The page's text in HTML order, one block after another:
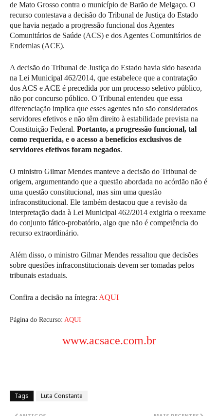
de Mato Grosso contra o município de Barão de Melgaço. O
recurso contestava a decisão do Tribunal de Justiça do Estado
que havia negado a progressão funcional dos Agentes
Comunitários de Saúde (ACS) e dos Agentes Comunitários de
Endemias (ACE).
A decisão do Tribunal de Justiça do Estado havia sido baseada
na Lei Municipal 462/2014, que estabelece que a contratação
dos ACS e ACE é precedida por um processo seletivo público,
não por concurso público. O Tribunal entendeu que essa
diferenciação implica que esses agentes não são considerados
servidores efetivos e não têm direito à estabilidade prevista na
Constituição Federal. Portanto, a progressão funcional, tal
como requerida, e o acesso a benefícios exclusivos de
servidores efetivos foram negados.
O ministro Gilmar Mendes manteve a decisão do Tribunal de
origem, argumentando que a questão abordada no acórdão não é
uma questão constitucional, mas sim uma questão
infraconstitucional. Ele também destacou que a revisão da
interpretação dada à Lei Municipal 462/2014 exigiria o reexame
do conjunto fático-probatório, algo que não é competência do
recurso extraordinário.
Além disso, o ministro Gilmar Mendes ressaltou que decisões
sobre questões infraconstitucionais devem ser tomadas pelos
tribunais estaduais.
Confira a decisão na íntegra: AQUI
Página do Recurso: AQUI
www.acsace.com.br
Tags Luta Constante